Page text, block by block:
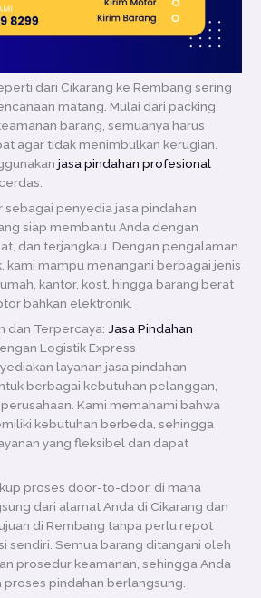
dari Cikarang ke Rembang sering
matang. Mulai dari packing,
barang, semuanya harus
agar tidak menimbulkan kerugian.
jasa pindahan profesional
sebagai penyedia jasa pindahan
siap membantu Anda dengan
dan terjangkau. Dengan pengalaman
kami mampu menangani berbagai jenis
kantor, kost, hingga barang berat
bahkan elektronik.
dan Terpercaya: Jasa Pindahan
Logistik Express
layanan jasa pindahan
berbagai kebutuhan pelanggan,
Kami memahami bahwa
kebutuhan berbeda, sehingga
yang fleksibel dan dapat
proses door-to-door, di mana
dari alamat Anda di Cikarang dan
di Rembang tanpa perlu repot
sendiri. Semua barang ditangani oleh
prosedur keamanan, sehingga Anda
pindahan berlangsung.